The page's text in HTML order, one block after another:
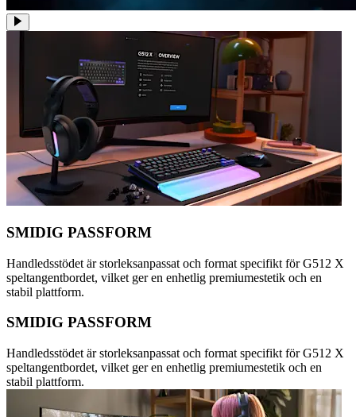
SMIDIG PASSFORM
Handledsstödet är storleksanpassat och format specifikt för G512 X
speltangentbordet, vilket ger en enhetlig premiumestetik och en
stabil plattform.
SMIDIG PASSFORM
Handledsstödet är storleksanpassat och format specifikt för G512 X
speltangentbordet, vilket ger en enhetlig premiumestetik och en
stabil plattform.